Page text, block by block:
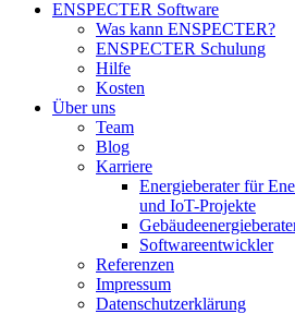
ENSPECTER Software
Was kann ENSPECTER?
ENSPECTER Schulung
Hilfe
Kosten
Über uns
Team
Blog
Karriere
Energieberater für
und IoT-Projekte
Softwareentwickler
Referenzen
Impressum
Datenschutzerklärung